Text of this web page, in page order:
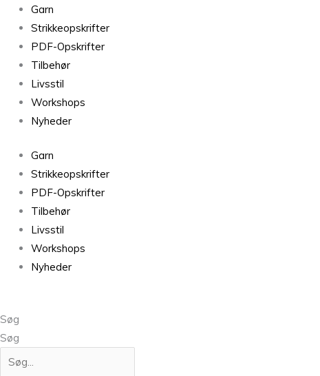
Garn
Strikkeopskrifter
PDF-Opskrifter
Tilbehør
Livsstil
Workshops
Nyheder
Garn
Strikkeopskrifter
PDF-Opskrifter
Tilbehør
Livsstil
Workshops
Nyheder
Søg
Søg
Bøllefrø
Vinrød
antal